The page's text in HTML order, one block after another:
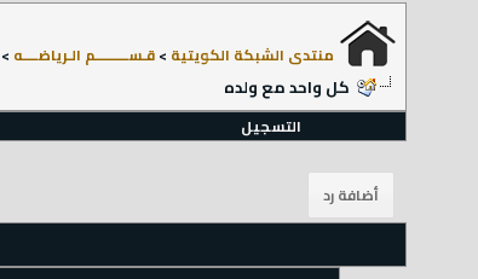
منتدى الشبكة الكويتية >قـســـــــــم الـرياضــــه >
كل واحد مع ولده
التسجيل